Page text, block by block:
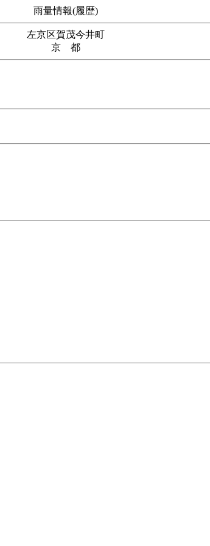
雨量情報(履歴)
左京区賀茂今井町
京 都